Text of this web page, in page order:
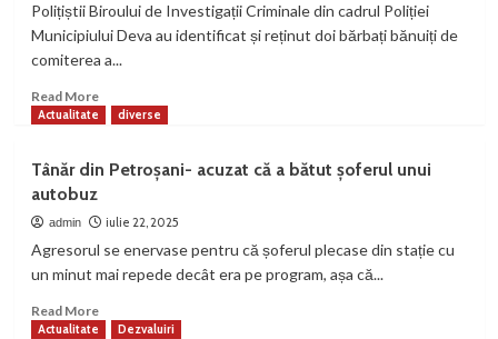
la
CEVJ
Polițiștii Biroului de Investigații Criminale din cadrul Poliției
Municipiului Deva au identificat și reținut doi bărbați bănuiți de
comiterea a...
Read MoreRead
more
bărbați
reținuți
de
polițiști
ce
fi
Actualitate diverse
Tânăr din Petroșani- acuzat că a bătut șoferul unui
autobuz
admin iulie 22, 2025
Agresorul se enervase pentru că șoferul plecase din stație cu
un minut mai repede decât era pe program, așa că...
Read MoreRead
more
Actualitate Dezvaluiri